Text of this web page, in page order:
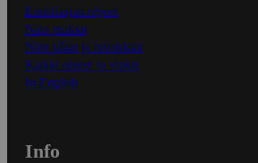
Ensitilaajan ohjeet
Näin maksat
Näin tilaat ja muokkaat
Kaikki ohjeet ja vinkit
In English
Info